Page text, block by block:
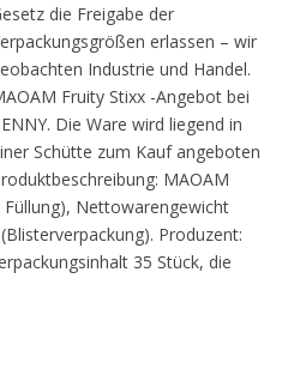
die Freigabe der
erlassen – wir
Industrie und Handel.
Fruity Stixx -Angebot bei
Die Ware wird liegend in
Schütte zum Kauf angeboten
MAOAM
Nettowarengewicht
Produzent:
35 Stück, die